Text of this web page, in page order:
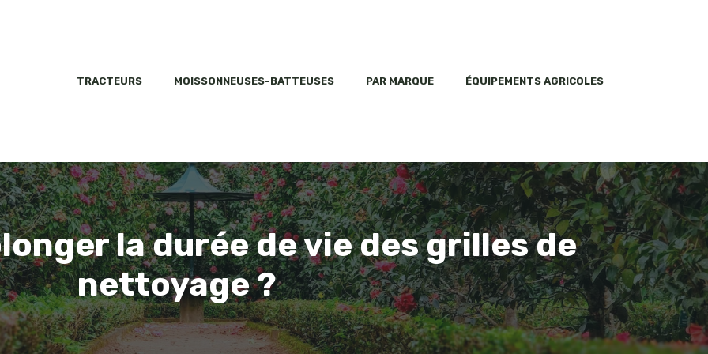
TRACTEURS MOISSONNEUSES-BATTEUSES PAR MARQUE ÉQUIPEMENTS AGRICOLES
la durée de vie des grilles de
nettoyage ?